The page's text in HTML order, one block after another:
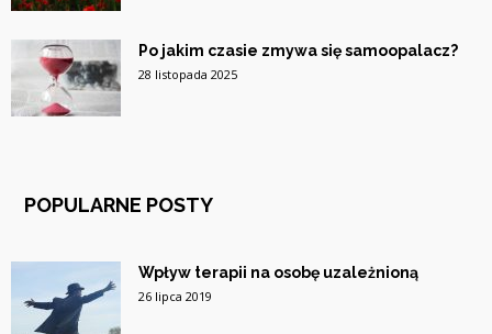
Po jakim czasie zmywa się samoopalacz?
28 listopada 2025
POPULARNE POSTY
Wpływ terapii na osobę uzależnioną
26 lipca 2019